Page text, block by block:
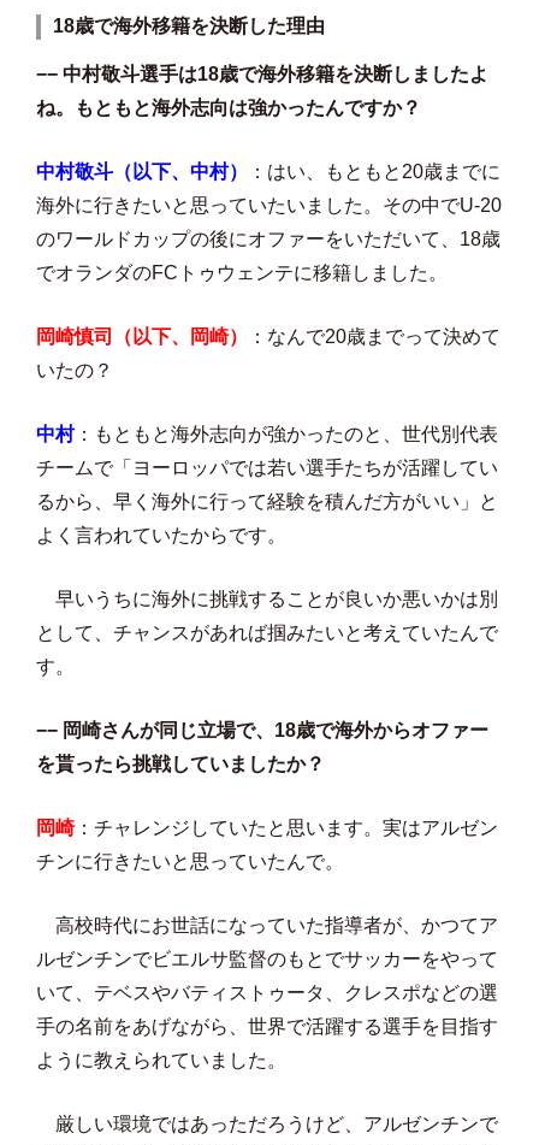
18歳で海外移籍を決断した理由
−− 中村敬斗選手は18歳で海外移籍を決断しましたよ
ね。もともと海外志向は強かったんですか？
中村敬斗（以下、中村）
：はい、もともと20歳までに
海外に行きたいと思っていたいました。その中でU-20
のワールドカップの後にオファーをいただいて、18歳
でオランダのFCトゥウェンテに移籍しました。
岡崎慎司（以下、岡崎）
：なんで20歳までって決めて
いたの？
中村：もともと海外志向が強かったのと、世代別代表
チームで「ヨーロッパでは若い選手たちが活躍してい
るから、早く海外に行って経験を積んだ方がいい」と
よく言われていたからです。
早いうちに海外に挑戦することが良いか悪いかは別
として、チャンスがあれば掴みたいと考えていたんで
す。
−− 岡崎さんが同じ立場で、18歳で海外からオファー
を貰ったら挑戦していましたか？
岡崎：チャレンジしていたと思います。実はアルゼン
チンに行きたいと思っていたんで。
高校時代にお世話になっていた指導者が、かつてア
ルゼンチンでビエルサ監督のもとでサッカーをやって
いて、テベスやバティストゥータ、クレスポなどの選
手の名前をあげながら、世界で活躍する選手を目指す
ように教えられていました。
厳しい環境ではあっただろうけど、アルゼンチンで